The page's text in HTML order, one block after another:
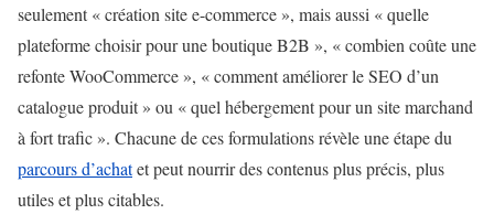
seulement « création site e-commerce », mais aussi « quelle
plateforme choisir pour une boutique B2B », « combien coûte une
refonte WooCommerce », « comment améliorer le SEO d’un
catalogue produit » ou « quel hébergement pour un site marchand
à fort trafic ». Chacune de ces formulations révèle une étape du
parcours d’achatet peut nourrir des contenus plus précis, plus
utiles et plus citables.